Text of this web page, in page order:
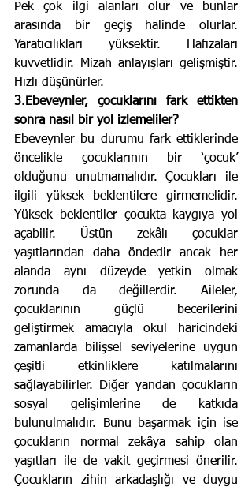
Pek çok ilgi alanları olur ve bunlar
arasında bir geçiş halinde olurlar.
Yaratıcılıkları yüksektir. Hafızaları
kuvvetlidir. Mizah anlayışları gelişmiştir.
Hızlı düşünürler.
3.Ebeveynler, çocuklarını fark ettikten
sonra nasıl bir yol izlemeliler?
Ebeveynler bu durumu fark ettiklerinde
öncelikle çocuklarının bir ‘çocuk’
olduğunu unutmamalıdır. Çocukları ile
ilgili yüksek beklentilere girmemelidir.
Yüksek beklentiler çocukta kaygıya yol
açabilir. Üstün zekâlı çocuklar
yaşıtlarından daha öndedir ancak her
alanda aynı düzeyde yetkin olmak
zorunda da değillerdir. Aileler,
çocuklarının güçlü becerilerini
geliştirmek amacıyla okul haricindeki
zamanlarda bilişsel seviyelerine uygun
çeşitli etkinliklere katılmalarını
sağlayabilirler. Diğer yandan çocukların
sosyal gelişimlerine de katkıda
bulunulmalıdır. Bunu başarmak için ise
çocukların normal zekâya sahip olan
yaşıtları ile de vakit geçirmesi önerilir.
Çocukların zihin arkadaşlığı ve duygu